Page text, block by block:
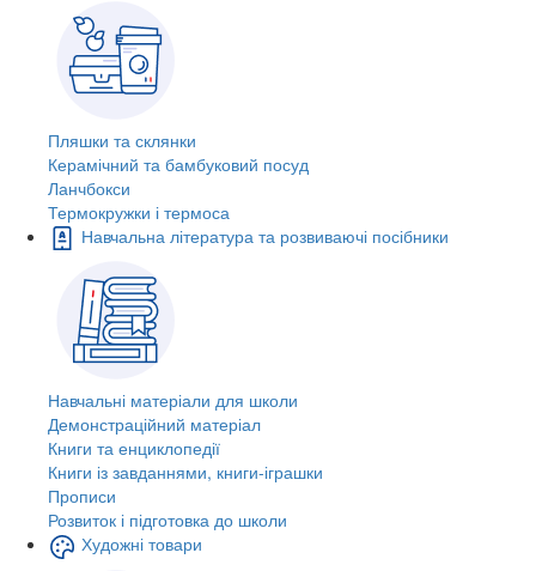
Пляшки та склянки
Керамічний та бамбуковий посуд
Ланчбокси
Термокружки і термоса
Навчальна література та розвиваючі посібники
Навчальні матеріали для школи
Демонстраційний матеріал
Книги та енциклопедії
Книги із завданнями, книги-іграшки
Прописи
Розвиток і підготовка до школи
Художні товари